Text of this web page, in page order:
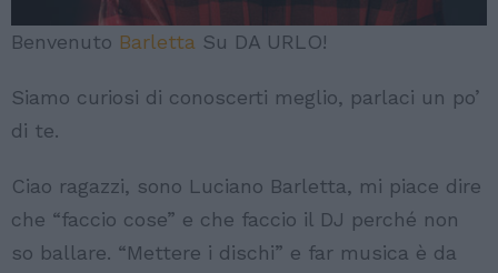
Benvenuto Barletta Su DA URLO!
Siamo curiosi di conoscerti meglio, parlaci un po’
di te.
Ciao ragazzi, sono Luciano Barletta, mi piace dire
che “faccio cose” e che faccio il DJ perché non
so ballare. “Mettere i dischi” e far musica è da